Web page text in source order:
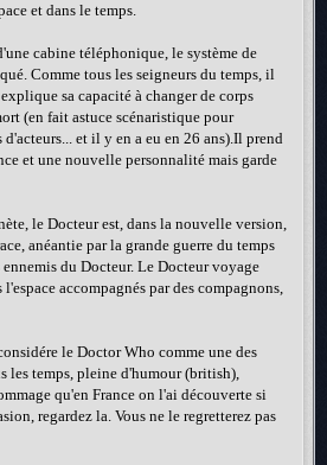
et dans le temps.
cabine téléphonique, le système de
Comme tous les seigneurs du temps, il
sa capacité à changer de corps
(en fait astuce scénaristique pour
et il y en a eu en 26 ans).Il prend
et une nouvelle personnalité mais garde
le Docteur est, dans la nouvelle version,
anéantie par la grande guerre du temps
du Docteur. Le Docteur voyage
accompagnés par des compagnons,
le Doctor Who comme une des
les temps, pleine d'humour (british),
qu'en France on l'ai découverte si
regardez la. Vous ne le regretterez pas